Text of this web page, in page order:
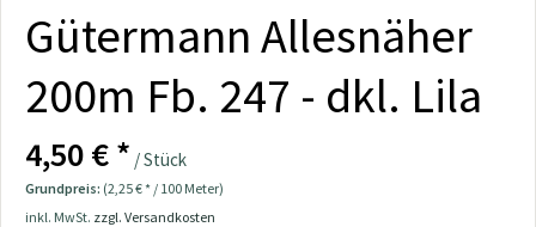
Gütermann Allesnäher
200m Fb. 247 - dkl. Lila
4,50 € * / Stück
Grundpreis: (2,25 € * / 100 Meter)
inkl. MwSt. zzgl. Versandkosten